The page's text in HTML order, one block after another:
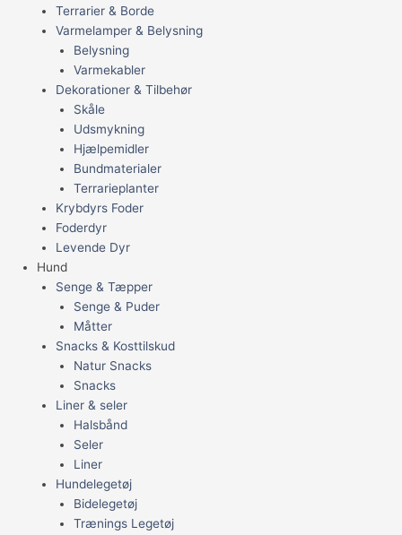
Terrarier & Borde
Varmelamper & Belysning
Belysning
Varmekabler
Dekorationer & Tilbehør
Skåle
Udsmykning
Hjælpemidler
Bundmaterialer
Terrarieplanter
Krybdyrs Foder
Foderdyr
Levende Dyr
Hund
Senge & Tæpper
Senge & Puder
Måtter
Snacks & Kosttilskud
Natur Snacks
Snacks
Liner & seler
Halsbånd
Seler
Liner
Hundelegetøj
Bidelegetøj
Trænings Legetøj